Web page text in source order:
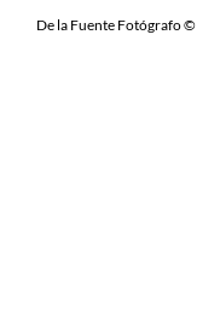
De la Fuente Fotógrafo ©